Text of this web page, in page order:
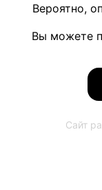
Вероятно,
Вы можете
Сайт